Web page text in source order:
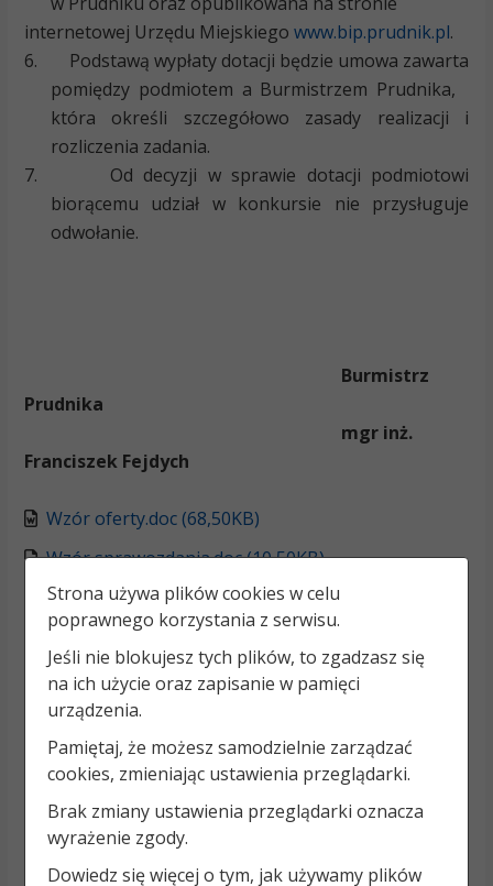
internetowej Urzędu Miejskiego www.bip.prudnik.pl.
6.
Podstawą wypłaty dotacji będzie umowa zawarta
pomiędzy podmiotem a Burmistrzem Prudnika,
która określi szczegółowo zasady realizacji i
rozliczenia zadania.
7.
Od decyzji w sprawie dotacji podmiotowi
biorącemu udział w konkursie nie przysługuje
odwołanie.
Burmistrz
Prudnika
mgr inż.
Franciszek Fejdych
Wzór oferty.doc (68,50KB)
Wzór sprawozdania.doc (10,50KB)
Podmiot udostępniający:
wpisz nazwę
Informację wytworzył(a) lub
za treść odpowiada:
wpisz imię i
nazwisko
Data wytworzenia:
wpisz datę (rok-
Strona używa plików cookies w celu
poprawnego korzystania z serwisu.
Jeśli nie blokujesz tych plików, to zgadzasz się
na ich użycie oraz zapisanie w pamięci
urządzenia.
Pamiętaj, że możesz samodzielnie zarządzać
cookies, zmieniając ustawienia przeglądarki.
Brak zmiany ustawienia przeglądarki oznacza
wyrażenie zgody.
Dowiedz się więcej o tym, jak używamy plików